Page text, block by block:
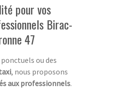
pour vos
Birac-
47
ou des
, nous proposons
aux professionnels.